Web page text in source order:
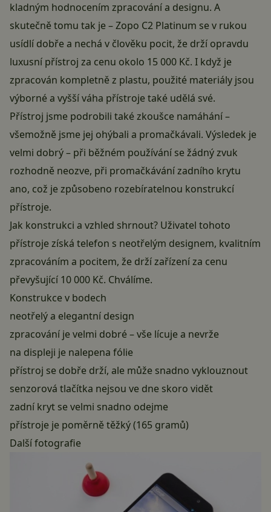
kladným hodnocením zpracování a designu. A
skutečně tomu tak je – Zopo C2 Platinum se v rukou
usídlí dobře a nechá v člověku pocit, že drží opravdu
luxusní přístroj za cenu okolo 15 000 Kč. I když je
zpracován kompletně z plastu, použité materiály jsou
výborné a vyšší váha přístroje také udělá své.
Přístroj jsme podrobili také zkoušce namáhání –
všemožně jsme jej ohýbali a promačkávali. Výsledek je
velmi dobrý – při běžném používání se žádný zvuk
rozhodně neozve, při promačkávání zadního krytu
ano, což je způsobeno rozebíratelnou konstrukcí
přístroje.
Jak konstrukci a vzhled shrnout? Uživatel tohoto
přístroje získá telefon s neotřelým designem, kvalitním
zpracováním a pocitem, že drží zařízení za cenu
převyšující 10 000 Kč. Chválíme.
Konstrukce v bodech
neotřelý a elegantní design
zpracování je velmi dobré – vše lícuje a nevrže
na displeji je nalepena fólie
přístroj se dobře drží, ale může snadno vyklouznout
senzorová tlačítka nejsou ve dne skoro vidět
zadní kryt se velmi snadno odejme
přístroje je poměrně těžký (165 gramů)
Další fotografie